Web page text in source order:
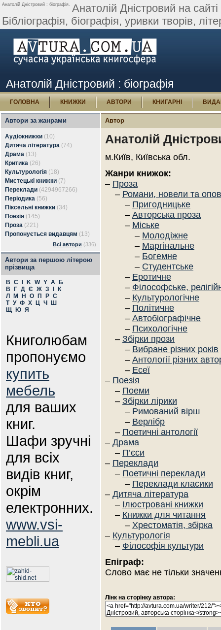
Анатолій Дністровий : біографія. Анатолій Дністровий на
Бібліографія, біографія, уривки творів,
Анатолій Дністровий : біографія
ГОЛОВНА КНИЖКИ АВТОРИ КНИГАРНІ
Автори за жанрами
Аудіокнижки (10)
Дитяча література (74)
Драма (13)
Критика (26)
Культурологія (18)
Мистецькі книжки (7)
Переклади (4294967266)
Періодика (56)
Піксельні книжки (34)
Поезія (145)
Проза (221)
Пропонується видавцям (13)
Всі автори (336)
Автори за першою літерою
прізвища
B C K W Y А
Б
В
Г Д Є Ж З
К
Л
М Н О П Р С
Т У Ф Х Ц Ч
Ш
Щ
Ю Я
Книголюбам
пропонуємо
купить
мебель
для ваших
книг.
Шафи зручні
для всіх
видів книг,
окрім
електронних.
www.vsi-
mebli.ua
Автор
Анатолій
м.Київ, Київська обл.
Жанри книжок:
– Проза
– Романи, новели та
– Пригодницьке
– Авторська проза
– Міське
– Молодіжне
– Маргінальне
– Богемне
– Студентське
– Еротичне
– Філософське,
– Культурологічне
– Політичне
– Автобіографічне
– Психологічне
– Збірки прози
– Вибране різних років
– Антології різних
– Есеї
– Поезія
– Поеми
– Збірки лірики
– Римований вірш
– Верлібр
– Поетичні антології
– Драма
– П’єси
– Переклади
– Поетичні переклади
– Переклади класики
– Дитяча література
– Ілюстровані книжки
– Книжки для читання
– Хрестоматія, збірка
– Культурологія
– Філософія культури
Епіграф:
Слово має не тільки
Лінк на сторінку автора: